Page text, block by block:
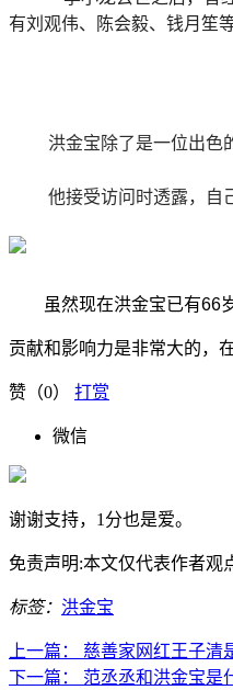
有刘观伟、陈会毅、钱月笙等
洪金宝除了是一位出色
他接受访问时透露，自
虽然现在洪金宝已有66岁
贡献和影响力是非常大的，
赞（0） 打赏
微信
谢谢支持，1分也是爱。
免责声明:本文仅代表作者观
标签： 洪金宝
上一篇：
慈善家网红王子清
下一篇：
范丞丞和洪金宝是